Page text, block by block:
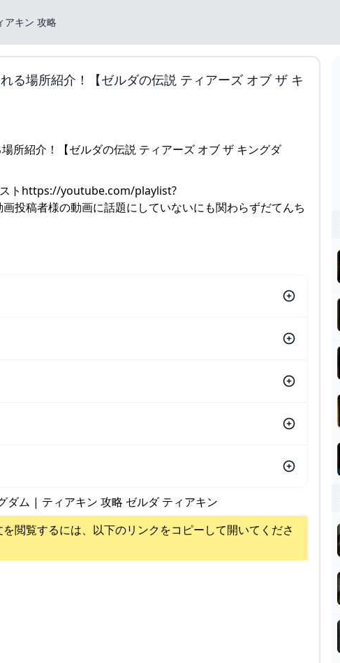
アキン 攻略
る場所紹介！【ゼルダの伝説 ティアーズ オブ ザ キ
ストhttps://youtube.com/playlist?
投稿者様の動画に話題にしていないにも関わらずだてんち
ダム | ティアキン 攻略 ゼルダ ティアキン
を閲覧するには、以下のリンクをコピーして開いてくださ